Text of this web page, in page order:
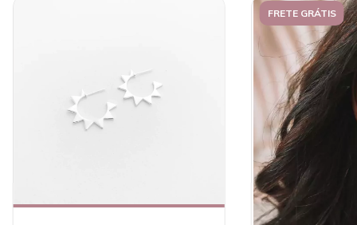
FRETE GRÁTIS